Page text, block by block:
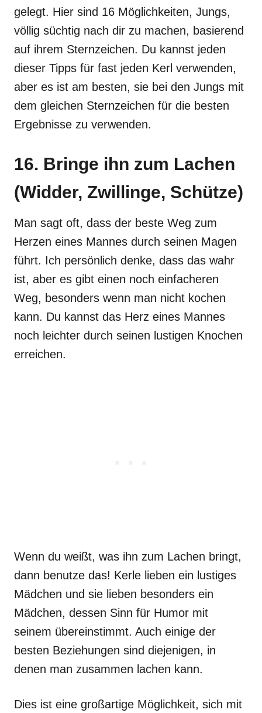
gelegt. Hier sind 16 Möglichkeiten, Jungs,
völlig süchtig nach dir zu machen, basierend
auf ihrem Sternzeichen. Du kannst jeden
dieser Tipps für fast jeden Kerl verwenden,
aber es ist am besten, sie bei den Jungs mit
dem gleichen Sternzeichen für die besten
Ergebnisse zu verwenden.
16. Bringe ihn zum Lachen
(Widder, Zwillinge, Schütze)
Man sagt oft, dass der beste Weg zum
Herzen eines Mannes durch seinen Magen
führt. Ich persönlich denke, dass das wahr
ist, aber es gibt einen noch einfacheren
Weg, besonders wenn man nicht kochen
kann. Du kannst das Herz eines Mannes
noch leichter durch seinen lustigen Knochen
erreichen.
Wenn du weißt, was ihn zum Lachen bringt,
dann benutze das! Kerle lieben ein lustiges
Mädchen und sie lieben besonders ein
Mädchen, dessen Sinn für Humor mit
seinem übereinstimmt. Auch einige der
besten Beziehungen sind diejenigen, in
denen man zusammen lachen kann.
Dies ist eine großartige Möglichkeit, sich mit